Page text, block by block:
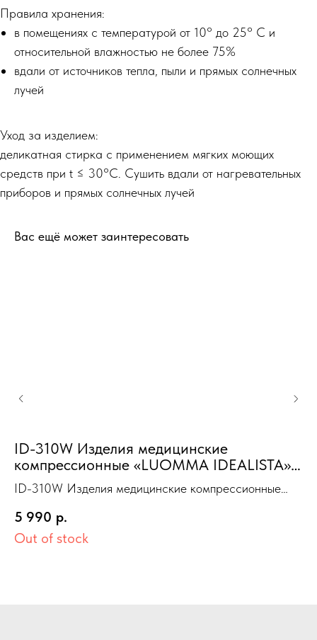
Правила хранения:
в помещениях с температурой от 10° до 25° С и
относительной влажностью не более 75%
вдали от источников тепла, пыли и прямых солнечных
лучей
Уход за изделием:
деликатная стирка с применением мягких моющих
средств при t ≤ 30°С. Сушить вдали от нагревательных
приборов и прямых солнечных лучей
Вас ещё может заинтересовать
ID-310W Изделия медицинские
компрессионные «LUOMMA IDEALISTA»
чулки черный XL(V) 1 класс Лонг
открытый носок
ID-310W Изделия медицинские компрессионные
Лонг открытый носок
5 990 р.
Out of stock